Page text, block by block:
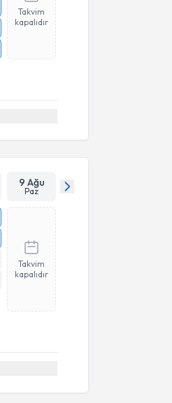
Takvim
kapalıdır
9 Ağu
Paz
Takvim
kapalıdır